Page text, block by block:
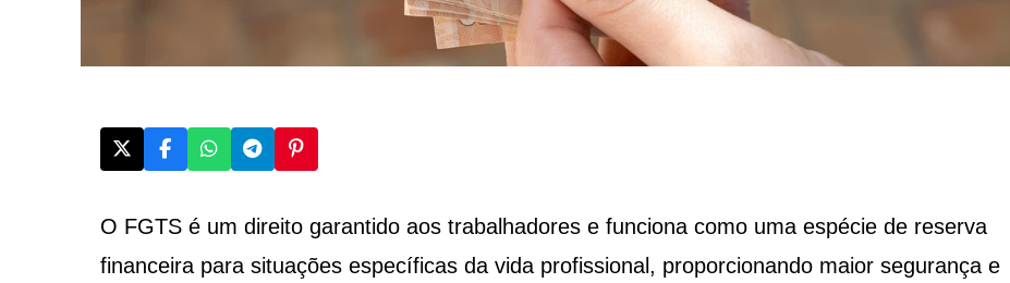
O FGTS é um direito garantido aos trabalhadores e funciona como uma espécie de reserva
financeira para situações específicas da vida profissional, proporcionando maior segurança e